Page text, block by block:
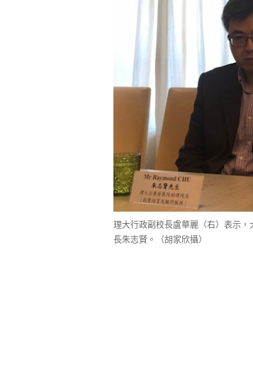
理大行政副校長盧華麗（右）表示
長朱志賢。（胡家欣攝）